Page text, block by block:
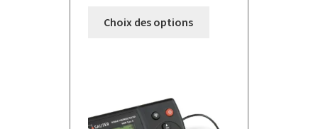
Choix des options
options